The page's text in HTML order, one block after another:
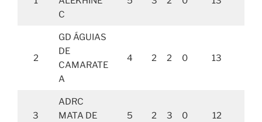
C
2
GD ÁGUIAS
DE
CAMARATE
A
4 2 2 0 13
3
ADRC
MATA DE
5 2 3 0 12